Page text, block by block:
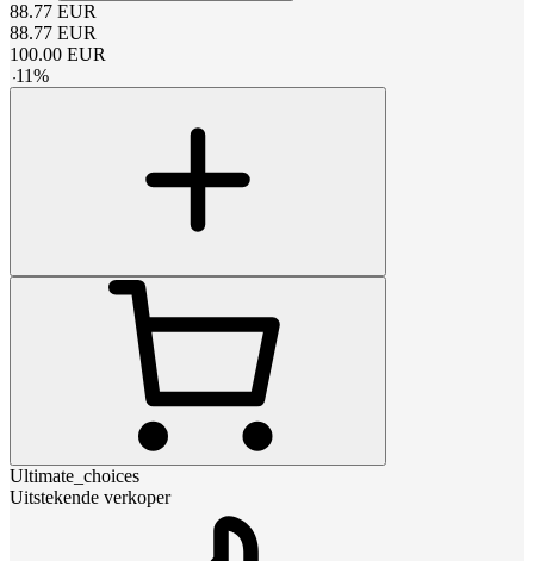
88.77 EUR
88.77 EUR
100.00 EUR
-11%
Ultimate_choices
Uitstekende verkoper